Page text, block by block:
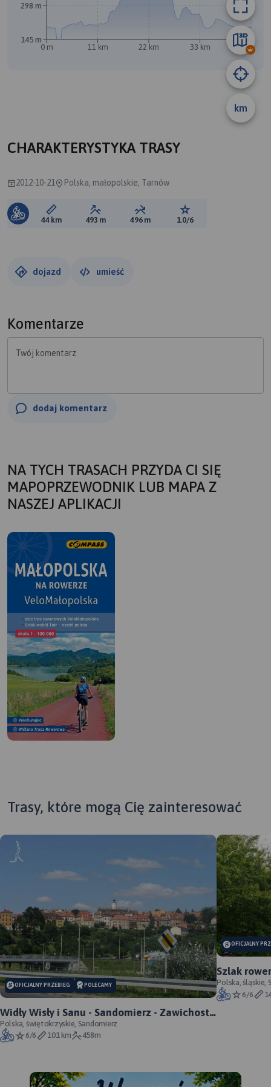
km
0 m 11 km 22 km 33 km 44 km
145 m
298 m
CHARAKTERYSTYKA TRASY
2012-10-21 Polska, małopolskie, Tarnów
Długość trasy:
44 km Suma przewyższeń:
493 m Suma spadków:
496 m Ocena trasy:
1.0/6
dojazd umieść
Komentarze
Twój komentarz
dodaj komentarz
NA TYCH TRASACH PRZYDA CI SIĘ
MAPOPRZEWODNIK LUB MAPA Z
NASZEJ APLIKACJI
Trasy, które mogą Cię zainteresować
OFICJALNY PRZEBIEG POLECAMY
Widły Wisły i Sanu - Sandomierz - Zawichost -
Annopol - oficjalny przebieg
Polska, świętokrzyskie, Sandomierz
6/6
101 km 458m
OFICJALNY
Szlak
oficjalny
Polska, śląskie,
6/6